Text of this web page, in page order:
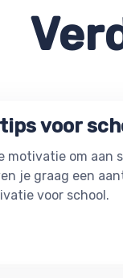
voor
motivatie om aan
je graag een
voor school.